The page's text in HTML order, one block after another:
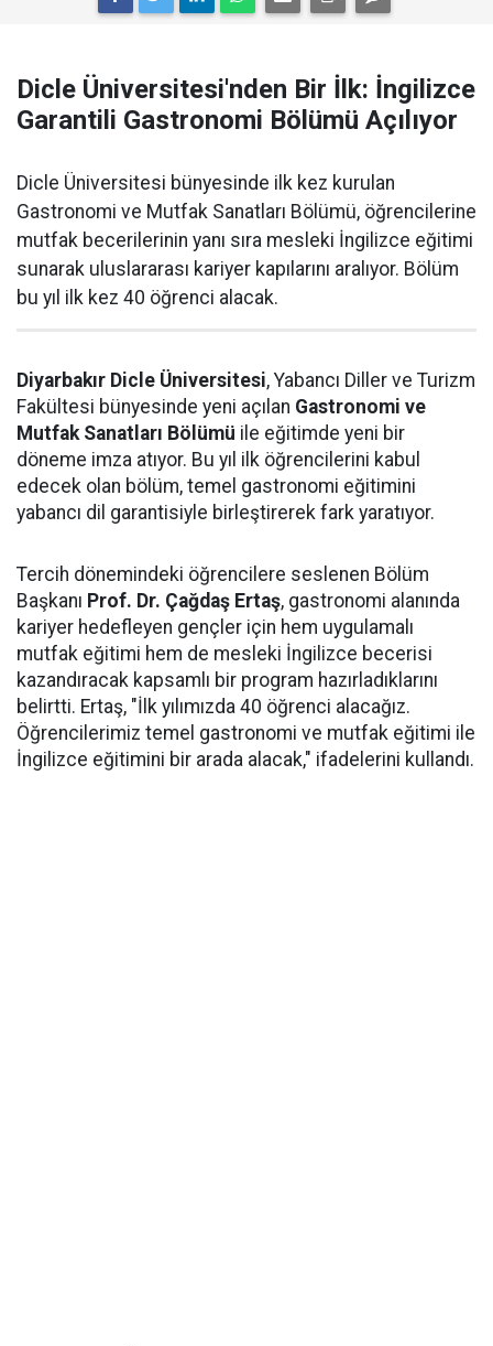
Dicle Üniversitesi'nden Bir İlk: İngilizce
Garantili Gastronomi Bölümü Açılıyor
Dicle Üniversitesi bünyesinde ilk kez kurulan
Gastronomi ve Mutfak Sanatları Bölümü, öğrencilerine
mutfak becerilerinin yanı sıra mesleki İngilizce eğitimi
sunarak uluslararası kariyer kapılarını aralıyor. Bölüm
bu yıl ilk kez 40 öğrenci alacak.
Diyarbakır Dicle Üniversitesi, Yabancı Diller ve Turizm
Fakültesi bünyesinde yeni açılan Gastronomi ve
Mutfak Sanatları Bölümü ile eğitimde yeni bir
döneme imza atıyor. Bu yıl ilk öğrencilerini kabul
edecek olan bölüm, temel gastronomi eğitimini
yabancı dil garantisiyle birleştirerek fark yaratıyor.
Tercih dönemindeki öğrencilere seslenen Bölüm
Başkanı Prof. Dr. Çağdaş Ertaş, gastronomi alanında
kariyer hedefleyen gençler için hem uygulamalı
mutfak eğitimi hem de mesleki İngilizce becerisi
kazandıracak kapsamlı bir program hazırladıklarını
belirtti. Ertaş, "İlk yılımızda 40 öğrenci alacağız.
Öğrencilerimiz temel gastronomi ve mutfak eğitimi ile
İngilizce eğitimini bir arada alacak," ifadelerini kullandı.